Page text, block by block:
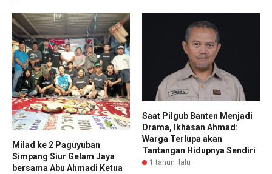
Milad ke 2 Paguyuban
Simpang Siur Gelam Jaya
bersama Abu Ahmadi Ketua
Saat Pilgub Banten Menjadi
Drama, Ikhasan Ahmad:
Warga Terlupa akan
Tantangan Hidupnya Sendiri
1 tahun lalu